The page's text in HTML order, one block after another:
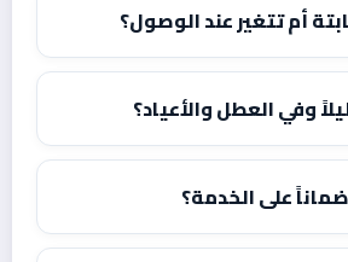
أم تتغير عند الوصول؟
وفي العطل والأعياد؟
على الخدمة؟